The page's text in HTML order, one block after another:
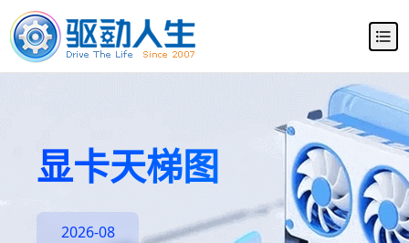
显卡天梯图
2026-08